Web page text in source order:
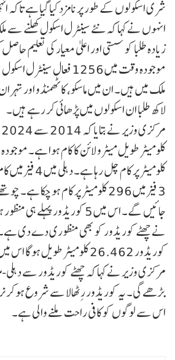
شری اسکولوں کے طور پر نامزد کیا گیا ہے تاکہ
زیادہ طلبا کو سستی اور اعلیٰ معیار کی تعلیم
لاکھ طلبا ان اسکولوں میں پڑھائی کر رہے ہیں۔
کلومیٹر طویل میٹرو لائن کا کام ہوا ہے۔
کلومیٹر پر کام
جائیں گے۔ اس میں 5 کوریڈور
نے چھٹے کوریڈور کو بھی منظوری دے دی ہے۔
مرکزی وزیر نے کہا کہ چھٹے کوریڈور سے دہلی-
بڑھے گی۔ یہ کوریڈور رِٹھالا سے شروع ہوکر
اس سے لوگوں کو کافی راحت ملنے والی ہے۔